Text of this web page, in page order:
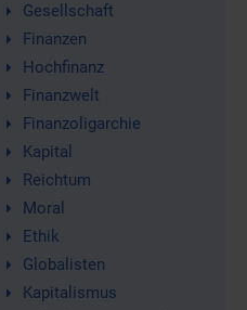
Gesellschaft
Finanzen
Hochfinanz
Finanzwelt
Finanzoligarchie
Kapital
Reichtum
Moral
Ethik
Globalisten
Kapitalismus